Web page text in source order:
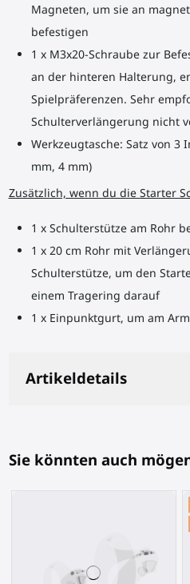
Magneten, um sie an
befestigen
1 x M3x20-Schraube zur
an der hinteren Halterung,
Spielpräferenzen. Sehr
Schulterverlängerung nicht
Werkzeugtasche: Satz von 3
mm, 4 mm)
Zusätzlich, wenn du die Starter
1 x Schulterstütze am Rohr
1 x 20 cm Rohr mit
Schulterstütze, um den
einem Tragering darauf
1 x Einpunktgurt, um am
Artikeldetails
Sie könnten auch